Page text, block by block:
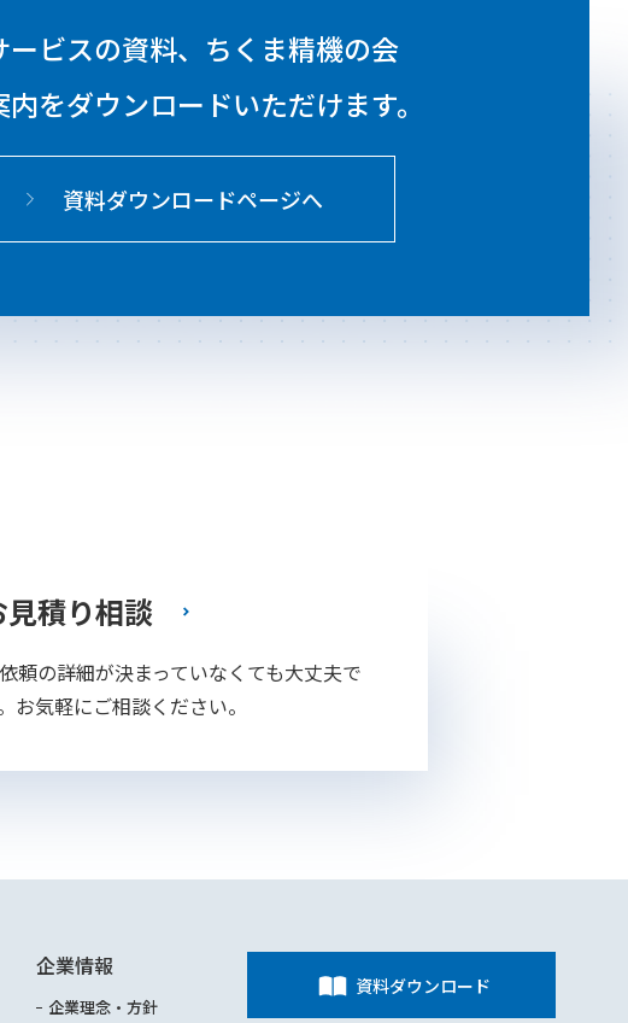
ービスの資料、ちくま精機の会
内をダウンロードいただけます。
資料ダウンロードページへ
見積り相談
頼の詳細が決まっていなくても大丈夫で
お気軽にご相談ください。
企業情報
企業理念・方針
資料ダウンロード